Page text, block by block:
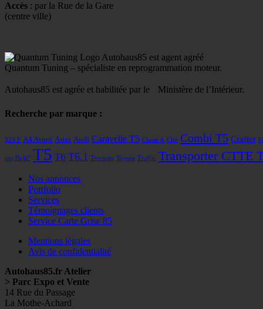
Accès : par la Rue de la Gare
(centre ville)
Autohaus85 est agent agréé
Quantum Tuning – spécialiste en reprogrammation moteur.
Autohaus85 est agrée et habilitée par le Ministère de l’Intérieur.
Recherche par marque :
323 F A4 Avant Astra Audi Caravelle T5 Classe A Clio Combi T5 Crafter
ans Bulli" T5 T6 T6.1 Terracan Toyota Traffic Transporter CTTE
Nos annonces
Portfolio
Services
Témoignages clients
Service Carte Grise 85
Mentions légales
Avis de confidentialité
Autohaus85.fr Atelier
> Parc Expo et Vente
14 Rue du Passage
La Mothe-Achard